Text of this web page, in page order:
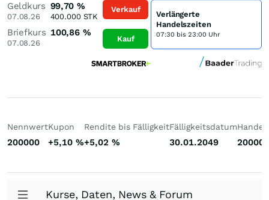
Geldkurs
07.08.26
99,70 %
400.000STK
Briefkurs
07.08.26
100,86 %
Verkauf
Kauf
Verlängerte
Handelszeiten
07:30 bis 23:00 Uhr
Nennwert
200000
Kupon
+5,10 %
Rendite bis Fälligkeit
+5,02 %
Fälligkeitsdatum
30.01.2049 200000
Kurse, Daten, News & Forum